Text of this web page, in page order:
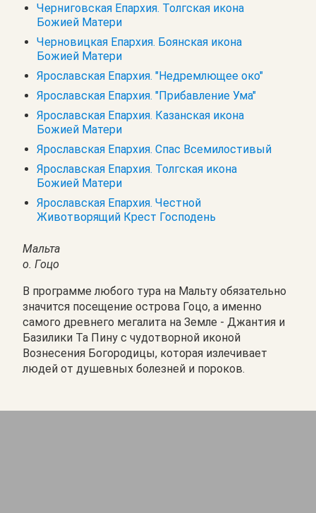
Черниговская Епархия. Толгская икона
Божией Матери
Черновицкая Епархия. Боянская икона
Божией Матери
Ярославская Епархия. "Недремлющее око"
Ярославская Епархия. "Прибавление Ума"
Ярославская Епархия. Казанская икона
Божией Матери
Ярославская Епархия. Спас Всемилостивый
Ярославская Епархия. Толгская икона
Божией Матери
Ярославская Епархия. Честной
Животворящий Крест Господень
Мальта
о. Гоцо
В программе любого тура на Мальту обязательно
значится посещение острова Гоцо, а именно
самого древнего мегалита на Земле - Джантия и
Базилики Та Пину с чудотворной иконой
Вознесения Богородицы, которая излечивает
людей от душевных болезней и пороков.